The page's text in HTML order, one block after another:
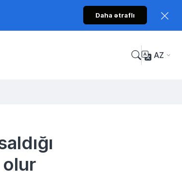
Daha ətraflı
AZ